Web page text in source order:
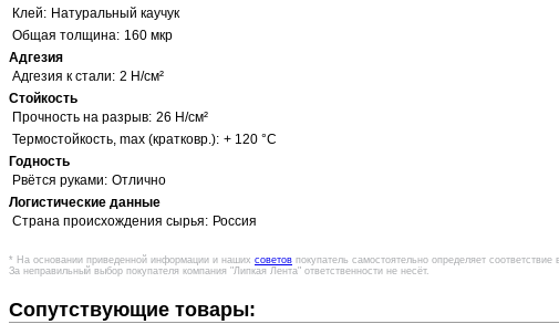
Клей: Натуральный каучук
Общая толщина: 160 мкр
Адгезия
Адгезия к стали: 2 Н/см²
Стойкость
Прочность на разрыв: 26 Н/см²
Термостойкость, max (кратковр.): + 120 °C
Годность
Рвётся руками: Отлично
Логистические данные
Страна происхождения сырья: Россия
* На основании приведенной информации и наших советов покупатель самостоятельно определяет
За неправильный выбор покупателя компания "Липкая Лента" ответственности не несёт.
Сопутствующие товары: